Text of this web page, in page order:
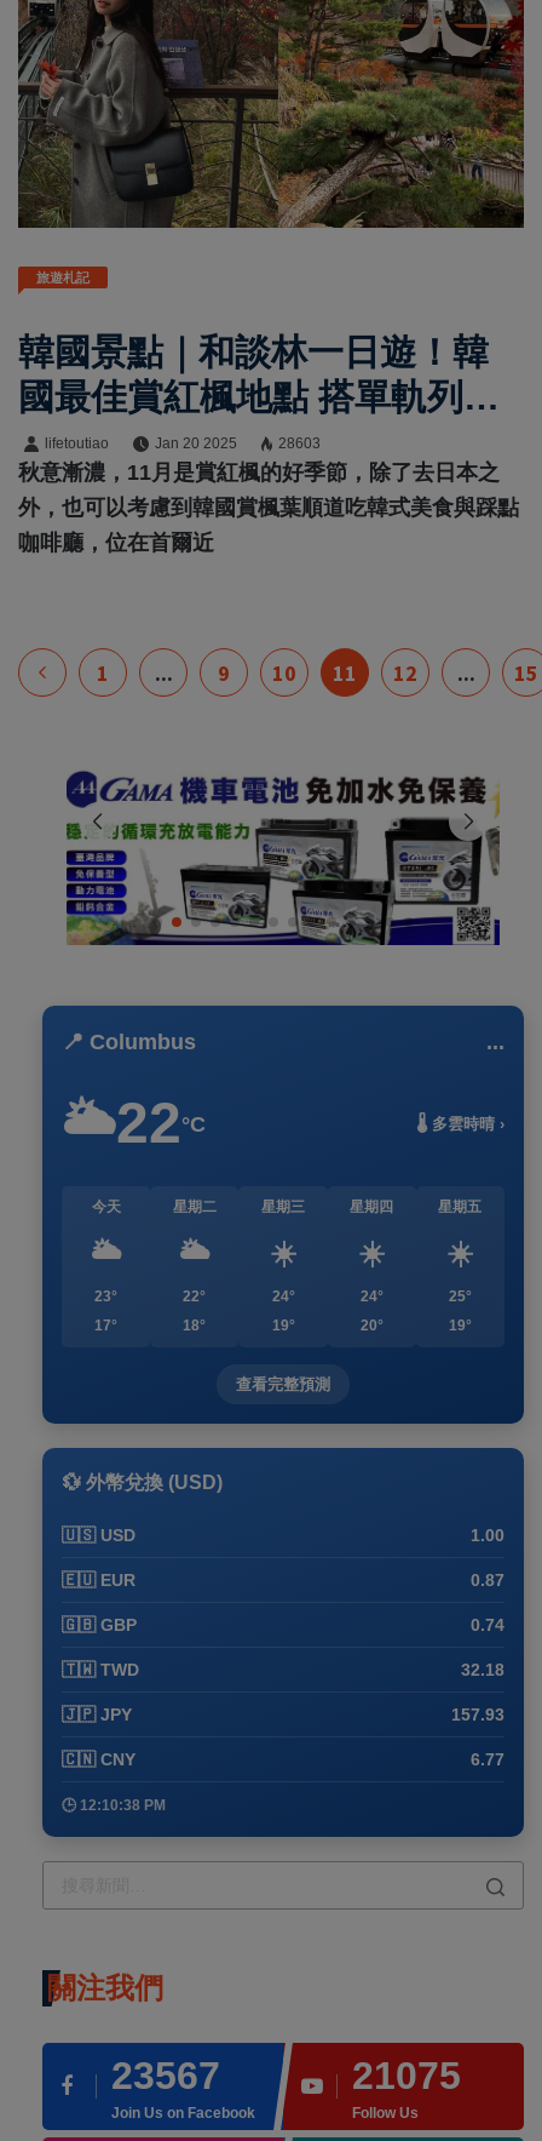
旅遊札記
韓國景點｜和談林一日遊！韓
國最佳賞紅楓地點 搭單軌列車
穿梭山野
lifetoutiao Jan 20 2025 28603
秋意漸濃，11月是賞紅楓的好季節，除了去日本之
外，也可以考慮到韓國賞楓葉順道吃韓式美食與踩點
咖啡廳，位在首爾近
1 ... 9 10 11 12 ... 15
📍 Columbus ...
🌥️22°C 🌡️ 多雲時晴 ›
今天
🌥️
23°
17°
星期二
🌥️
22°
18°
星期三
☀️
24°
19°
星期四
☀️
24°
20°
星期五
☀️
25°
19°
查看完整預測
💱 外幣兌換 (USD)
🇺🇸 USD 1.00
🇪🇺 EUR 0.87
🇬🇧 GBP 0.74
🇹🇼 TWD 32.18
🇯🇵 JPY 157.93
🇨🇳 CNY 6.77
🕒 12:10:38 PM
關注我們
23567
Join Us on Facebook
21075
Follow Us